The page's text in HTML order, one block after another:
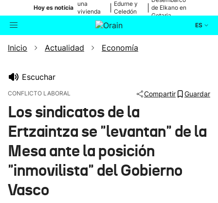
Hoy es noticia
una
vivienda
de Bilbao
Edurne y
Celedón
de Elkano en
Getaria
ES
Buscador Actualidad
Ikusmiran
Eguraldia
Inicio Actualidad Economía
Escuchar
CONFLICTO LABORAL Compartir Guardar
Los sindicatos de la
Ertzaintza se "levantan" de la
Mesa ante la posición
"inmovilista" del Gobierno
Vasco